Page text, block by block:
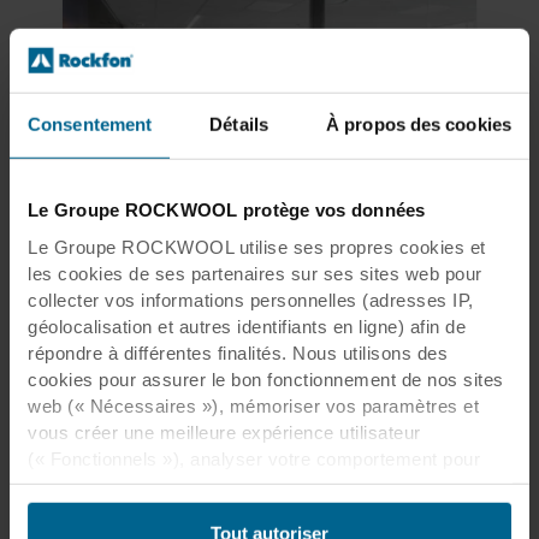
Consentement Détails À propos des cookies
Le Groupe ROCKWOOL protège vos données
Le Groupe ROCKWOOL utilise ses propres cookies et
les cookies de ses partenaires sur ses sites web pour
collecter vos informations personnelles (adresses IP,
géolocalisation et autres identifiants en ligne) afin de
répondre à différentes finalités. Nous utilisons des
cookies pour assurer le bon fonctionnement de nos sites
web (« Nécessaires »), mémoriser vos paramètres et
vous créer une meilleure expérience utilisateur
optimiser les sites web (« Statistiques ») et cibler notre
contenu et nos publicités sur les réseaux sociaux et les
Tout autoriser
Design Blanc, Plafonds Modulaires, Plafonds et Panneaux Muraux
Rockfon Blanka® dB 43
Dimension
300x1350, 300x1500, 600x1200,
600x1350, 600x1500, 600x1800,
600x600, 675x675
Couleur
Blanc
A24, D/AEX, E15
Réaction au feu
A2-s1,d0
Télécharger la fiche technique